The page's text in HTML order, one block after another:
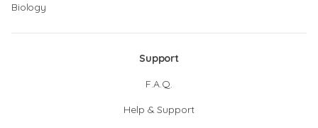
Biology
Support
F.A.Q.
Help & Support